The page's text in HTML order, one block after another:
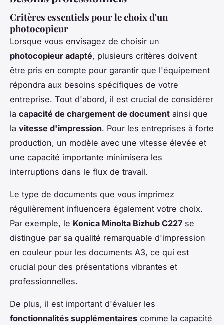
Critères essentiels pour le choix d'un
photocopieur
Lorsque vous envisagez de choisir un
photocopieur adapté, plusieurs critères doivent
être pris en compte pour garantir que l'équipement
répondra aux besoins spécifiques de votre
entreprise. Tout d'abord, il est crucial de considérer
la capacité de chargement de document ainsi que
la vitesse d'impression. Pour les entreprises à forte
production, un modèle avec une vitesse élevée et
une capacité importante minimisera les
interruptions dans le flux de travail.
Le type de documents que vous imprimez
régulièrement influencera également votre choix.
Par exemple, le Konica Minolta Bizhub C227 se
distingue par sa qualité remarquable d'impression
en couleur pour les documents A3, ce qui est
crucial pour des présentations vibrantes et
professionnelles.
De plus, il est important d'évaluer les
fonctionnalités supplémentaires comme la capacité